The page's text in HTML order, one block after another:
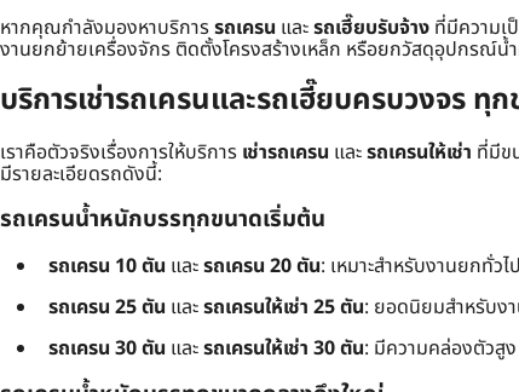
หากคุณกำลังมองหาบริการรถเครน และรถเฮี๊ยบรับจ้าง ที่มีความเ
งานยกย้ายเครื่องจักร ติดตั้งโครงสร้างเหล็ก หรือยกวัสดุอุปกรณ์น้
บริการเช่ารถเครนและรถเฮี๊ยบครบวงจร ทุ
เราคือตัวจริงเรื่องการให้บริการ เช่ารถเครน และรถเครนให้เช่า ที่มีข
มีรายละเอียดรถดังนี้:
รถเครนน้ำหนักบรรทุกขนาดเริ่มต้น
รถเครน 10 ตัน และรถเครน 20 ตัน: เหมาะสำหรับงานยกทั่ว
รถเครน 25 ตัน และรถเครนให้เช่า 25 ตัน: ยอดนิยมสำหรับง
รถเครน 30 ตัน และรถเครนให้เช่า 30 ตัน: มีความคล่องตัวสู